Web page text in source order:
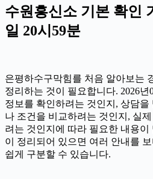
수원흥신소 기본 확인
일 20시59분
은평하수구막힘를 처음 알아보는
정리하는 것이 필요합니다. 2026년
정보를 확인하려는 것인지, 상담을
나 조건을 비교하려는 것인지, 실
려는 것인지에 따라 필요한 내용이
이 정리되어 있으면 여러 안내를
쉽게 구분할 수 있습니다.